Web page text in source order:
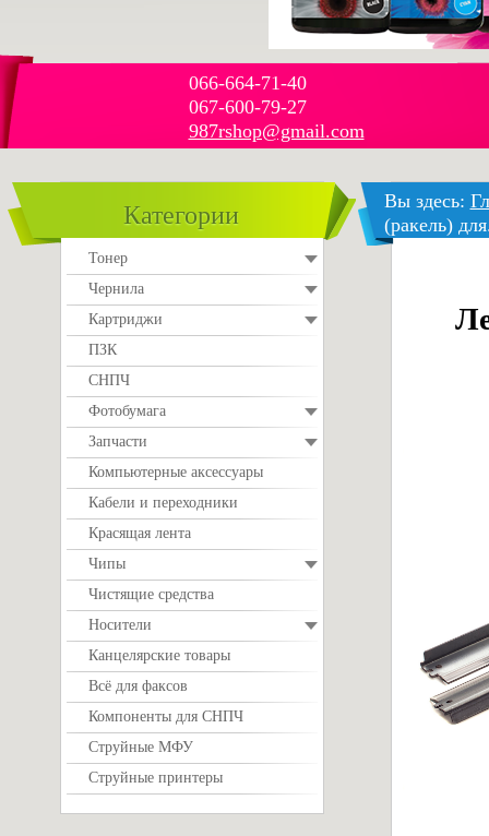
066-664-71-40
067-600-79-27
987rshop@gmail.com
Вы здесь:
(ракель)
Категории
Тонер
Чернила
Картриджи
ПЗК
СНПЧ
Фотобумага
Запчасти
Компьютерные аксессуары
Кабели и переходники
Красящая лента
Чипы
Чистящие средства
Носители
Канцелярские товары
Всё для факсов
Компоненты для СНПЧ
Струйные МФУ
Струйные принтеры